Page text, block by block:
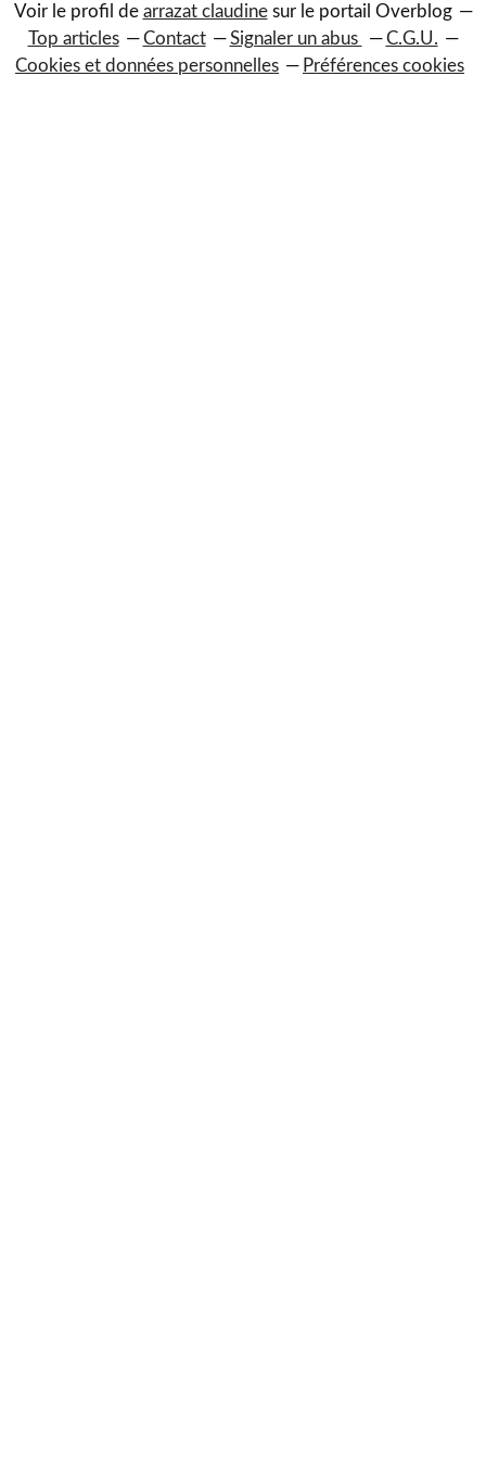
Voir le profil de arrazat claudinesur le portail Overblog
Top articles
Contact Signaler un abus
C.G.U.
Cookies et données personnelles
Préférences cookies